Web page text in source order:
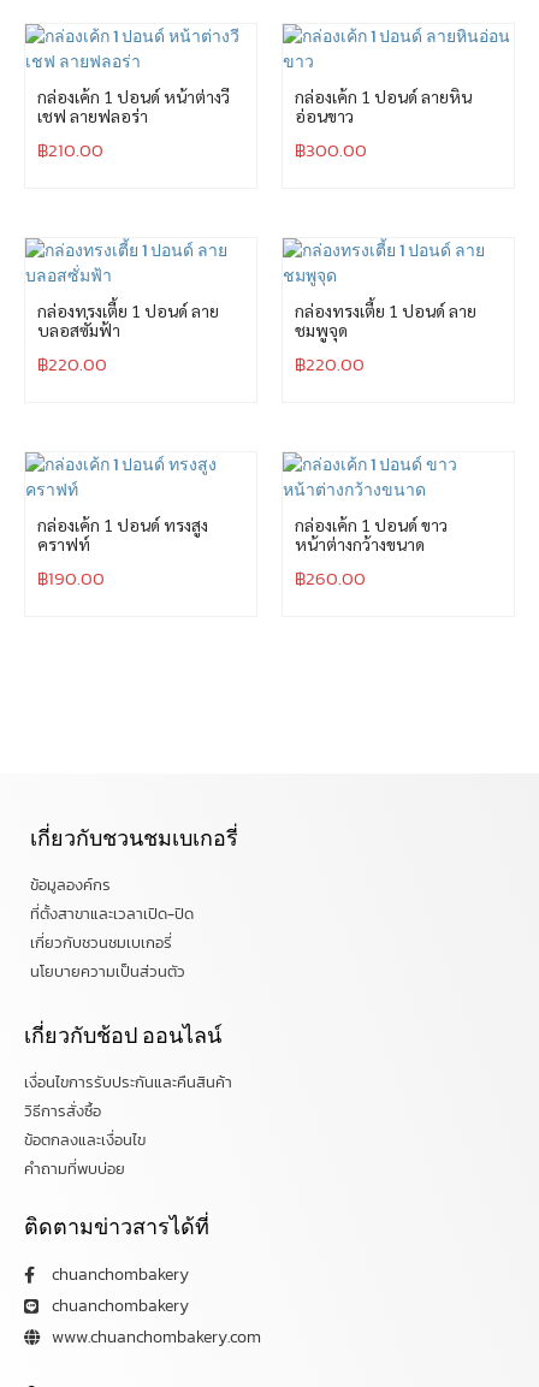
กล่องเค้ก 1 ปอนด์ หน้าต่างวี
เชฟ ลายฟลอร่า
฿210.00
กล่องเค้ก 1 ปอนด์ ลายหิน
อ่อนขาว
฿300.00
กล่องทรงเตี้ย 1 ปอนด์ ลาย
บลอสซั่มฟ้า
฿220.00
กล่องทรงเตี้ย 1 ปอนด์ ลาย
ชมพูจุด
฿220.00
กล่องเค้ก 1 ปอนด์ ทรงสูง
คราฟท์
฿190.00
กล่องเค้ก 1 ปอนด์ ขาว
หน้าต่างกว้างขนาด
฿260.00
เกี่ยวกับชวนชมเบเกอรี่
ข้อมูลองค์กร
ที่ตั้งสาขาและเวลาเปิด-ปิด
เกี่ยวกับชวนชมเบเกอรี่
นโยบายความเป็นส่วนตัว
เกี่ยวกับช้อป ออนไลน์
เงื่อนไขการรับประกันและคืนสินค้า
วิธีการสั่งซื้อ
ข้อตกลงและเงื่อนไข
คำถามที่พบบ่อย
ติดตามข่าวสารได้ที่
chuanchombakery
chuanchombakery
www.chuanchombakery.com